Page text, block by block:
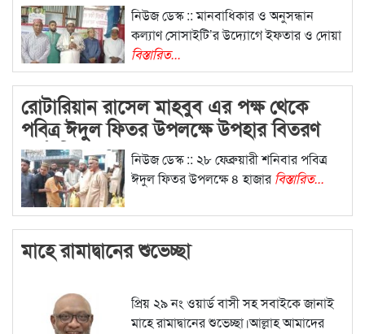
নিউজ ডেস্ক :: মানবাধিকার ও অনুসন্ধান
কল্যাণ সোসাইটি’র উদ্যোগে ইফতার ও দোয়া
বিস্তারিত...
রোটারিয়ান রাসেল মাহবুব এর পক্ষ থেকে
পবিত্র ঈদুল ফিতর উপলক্ষে উপহার বিতরণ
কর্মসূচি সম্পন্ন
নিউজ ডেস্ক :: ২৮ ফেব্রুয়ারী শনিবার পবিত্র
ঈদুল ফিতর উপলক্ষে ৪ হাজার বিস্তারিত...
মাহে রামাদ্বানের শুভেচ্ছা
প্রিয় ২৯ নং ওয়ার্ড বাসী সহ সবাইকে জানাই
মাহে রামাদ্বানের শুভেচ্ছা।আল্লাহ আমাদের